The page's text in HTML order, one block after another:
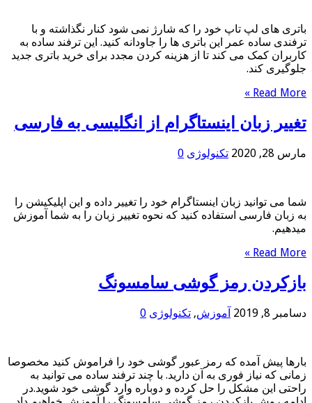
باتری های لپ تاپ خود را که شارژ نمی شود کنار نگذاشته و با
ترفندی ساده عمر این باتری ها را جاودانه کنید. این ترفند ساده به
کاربران کمک می کند تا از هزینه کردن مجدد برای خرید باتری جدید
جلوگیری کند.
Read More »
تغییر زبان اینستاگرام از انگلیسی به فارسی
مارس 28, 2020 تکنولوژی 0
شما می توانید زبان اینستاگرام خود را تغییر داده و این اپلیکیشن را
به زبان فارسی استفاده کنید که نحوه تغییر زبان را به شما آموزش
میدهیم.
Read More »
بازکردن رمز گوشی سامسونگ
دسامبر 8, 2019 آموزش, تکنولوژی 0
بارها پیش آمده که رمز عبور گوشی خود را فراموش کنید مخصوصا
زمانی که نیاز فوری به آن دارید. با چند ترفند ساده می توانید به
راحتی این مشکل را حل کرده و دوباره وارد گوشی خود شوید.در